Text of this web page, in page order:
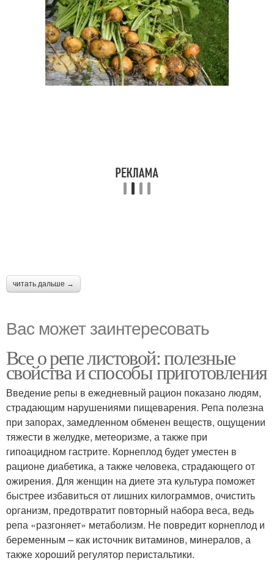
читать дальше →
Вас может заинтересовать
Все о репе листовой: полезные
свойства и способы приготовления
Введение репы в ежедневный рацион показано людям,
страдающим нарушениями пищеварения. Репа полезна
при запорах, замедленном обменен веществ, ощущении
тяжести в желудке, метеоризме, а также при
гипоацидном гастрите. Корнеплод будет уместен в
рационе диабетика, а также человека, страдающего от
ожирения. Для женщин на диете эта культура поможет
быстрее избавиться от лишних килограммов, очистить
организм, предотвратит повторный набора веса, ведь
репа «разгоняет» метаболизм. Не повредит корнеплод и
беременным – как источник витаминов, минералов, а
также хороший регулятор перистальтики.